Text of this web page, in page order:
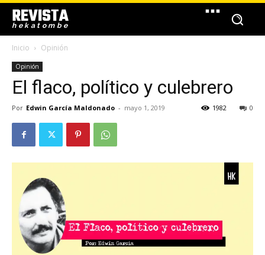
REVISTA
hekatombe
Inicio Opinión
Opinión
El flaco, político y culebrero
Por Edwin García Maldonado - mayo 1, 2019 0
1982